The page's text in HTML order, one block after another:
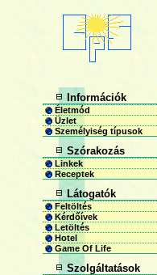
Információk
Életmód
Üzlet
Személyiség típusok
Szórakozás
Linkek
Receptek
Látogatók
Feltöltés
Kérdőívek
Letöltés
Hotel
Game Of Life
Szolgáltatások